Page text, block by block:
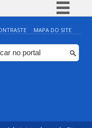
Simplifique!
Comunica BR
Participe
MAPA DO SITE